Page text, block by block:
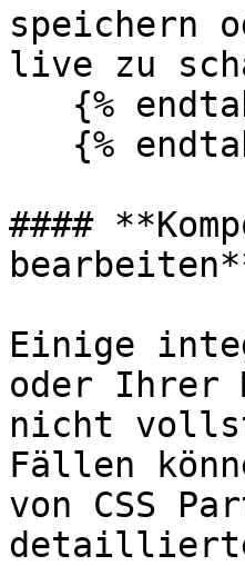
speichern
live zu
####
Einige
oder Ihrer
nicht
Fällen
von CSS